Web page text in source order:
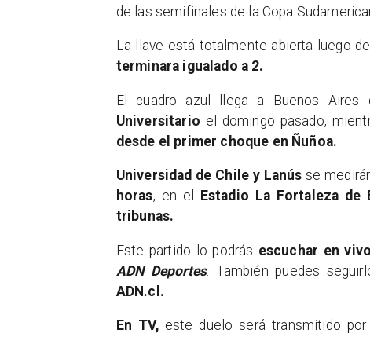
de las semifinales de la Copa
La llave está totalmente abierta luego
terminara igualado a 2.
El cuadro azul llega a Buenos Aires
Universitario el domingo pasado,
desde el primer choque en Ñuñoa.
Universidad de Chile y Lanús se
horas, en el
Estadio La Fortaleza
tribunas.
Este partido lo podrás escuchar en
ADN Deportes. También puedes
ADN.cl.
En TV,este duelo será transmitido por